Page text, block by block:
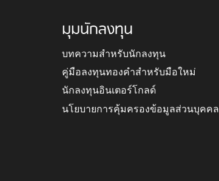
มุมนักลงทุน
บทความสำหรับนักลงทุน
คู่มือลงทุนทองคำสำหรับมือใหม่
นักลงทุนอินเตอร์โกลด์
นโยบายการคุ้มครองข้อมูลส่วนบุคคล